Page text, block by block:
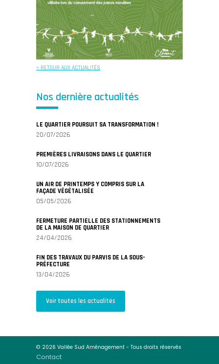
< RETOUR AUX ACTUALITÉS
Nos dernière actualités
LE QUARTIER POURSUIT SA TRANSFORMATION !
20/07/2026
PREMIÈRES LIVRAISONS DANS LE QUARTIER
10/07/2026
UN AIR DE PRINTEMPS Y COMPRIS SUR LA
FAÇADE VÉGÉTALISÉE
05/05/2026
FERMETURE PARTIELLE DES STATIONNEMENTS
DE LA MAISON DE QUARTIER
24/04/2026
FIN DES TRAVAUX DU PARVIS DE LA SOUS-
PRÉFECTURE
13/04/2026
Voir toutes les actualités
© 2026 Vallée Sud Aménagement - Tous droits réservés
Contact